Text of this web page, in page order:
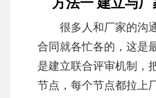
很多人和厂家的沟
合同就各忙各的，这是
是建立联合评审机制，
节点，每个节点都拉上